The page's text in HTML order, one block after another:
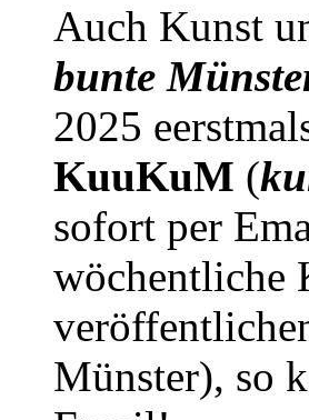
Auch Kunst
bunte
2025
KuuKuM (
sofort per
wöchentliche
Münster), so